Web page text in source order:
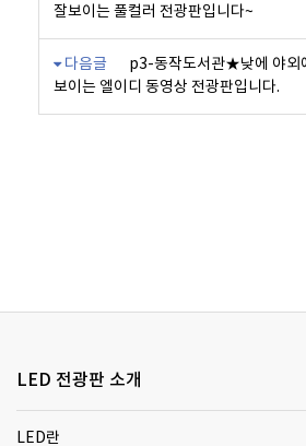
잘보이는 풀컬러 전광판입니다~
다음글
p3-동작도서관★낮에 야외
보이는 엘이디 동영상 전광판입니다.
LED 전광판 소개
LED란